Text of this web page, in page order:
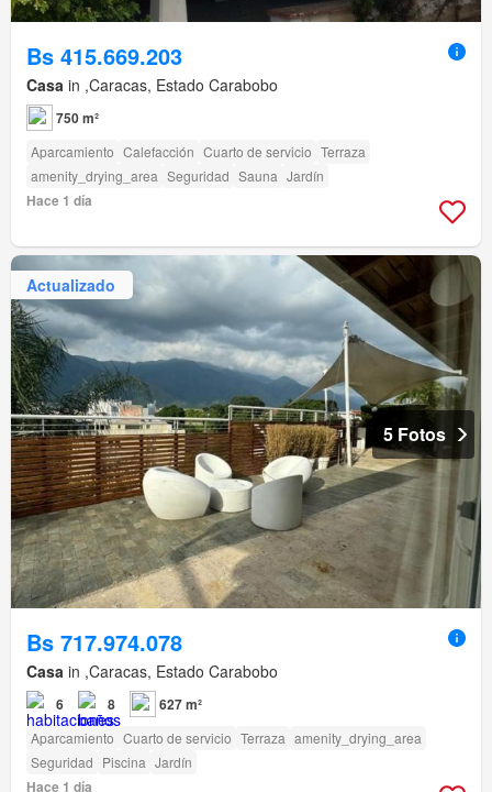
Bs 415.669.203
Casa in ,Caracas, Estado Carabobo
750 m²
Aparcamiento Calefacción Cuarto de servicio Terraza
amenity_drying_area Seguridad Sauna Jardín
Hace 1 día
Actualizado
5 Fotos
Bs 717.974.078
Casa in ,Caracas, Estado Carabobo
6 8 627 m²
Aparcamiento Cuarto de servicio Terraza amenity_drying_area
Seguridad Piscina Jardín
Hace 1 día